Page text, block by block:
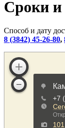
Сроки и
Способ и дату
8 (3842) 45-26-80,